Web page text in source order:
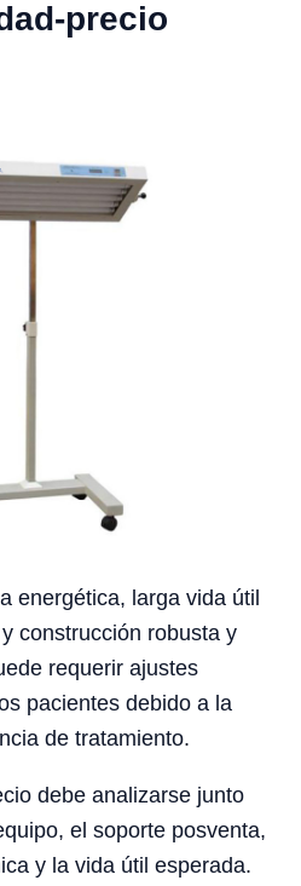
precio
energética, larga vida útil
construcción robusta y
requerir ajustes
pacientes debido a la
de tratamiento.
debe analizarse junto
el soporte posventa,
y la vida útil esperada.